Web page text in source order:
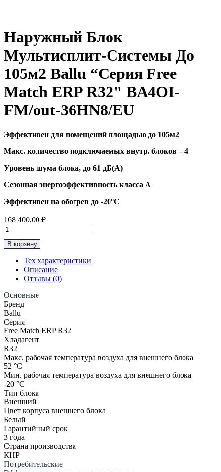
Наружный Блок
Мультисплит-Системы До
105м2 Ballu “Серия Free
Match ERP R32" BA4OI-
FM/out-36HN8/EU
Эффективен для помещений площадью до 105м2
Макс. количество подключаемых внутр. блоков – 4
Уровень шума блока, до 61 дБ(А)
Сезонная энергоэффективность класса А
Эффективен на обогрев до -20°C
168 400,00 ₽
Количество
товара
Наружный
Мультисплит-
Системы
105м2
Ballu
“Серия
Free
Match
ERP
R32"
BA4OI-
FM/out-
36HN8/EU
В корзину
Тех характеристики
Описание
Отзывы (0)
Основные
Бренд
Ballu
Серия
Free Match ERP R32
Хладагент
R32
Макс. рабочая температура воздуха для внешнего блока
52 °С
Мин. рабочая температура воздуха для внешнего блока
-20 °С
Тип блока
Внешний
Цвет корпуса внешнего блока
Белый
Гарантийный срок
3 года
Страна производства
КНР
Потребительские